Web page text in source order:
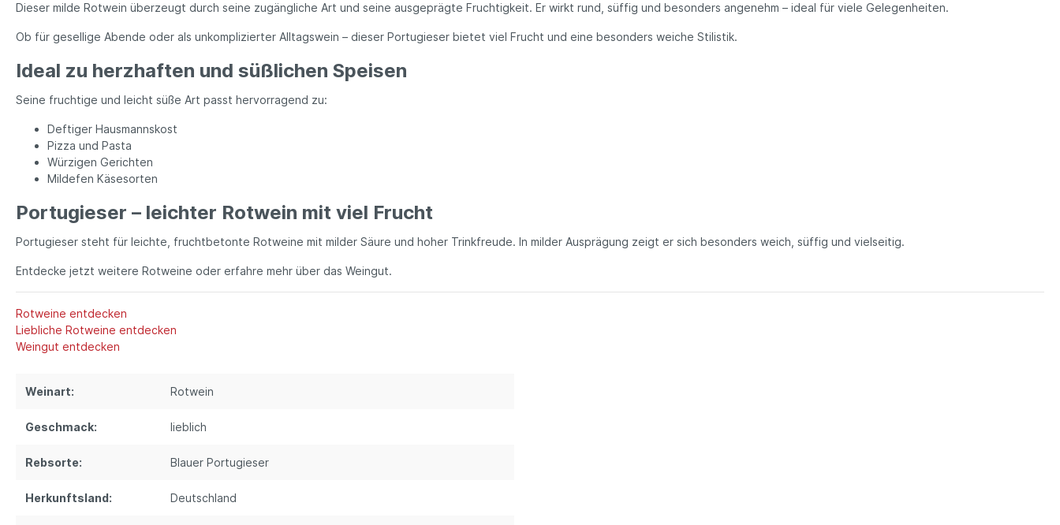
Dieser milde Rotwein überzeugt durch seine zugängliche Art und seine ausgeprägte Fruchtigkeit. Er wirkt rund, süffig und besonders angenehm – ideal für viele Gelegenheiten.
Ob für gesellige Abende oder als unkomplizierter Alltagswein – dieser Portugieser bietet viel Frucht und eine besonders weiche Stilistik.
Ideal zu herzhaften und süßlichen Speisen
Seine fruchtige und leicht süße Art passt hervorragend zu:
Deftiger Hausmannskost
Pizza und Pasta
Würzigen Gerichten
Mildefen Käsesorten
Portugieser – leichter Rotwein mit viel Frucht
Portugieser steht für leichte, fruchtbetonte Rotweine mit milder Säure und hoher Trinkfreude. In milder Ausprägung zeigt er sich besonders weich, süffig und vielseitig.
Entdecke jetzt weitere Rotweine oder erfahre mehr über das Weingut.
Rotweine entdecken
Liebliche Rotweine entdecken
Weingut entdecken
Weinart: Rotwein
Geschmack: lieblich
Rebsorte: Blauer Portugieser
Herkunftsland: Deutschland